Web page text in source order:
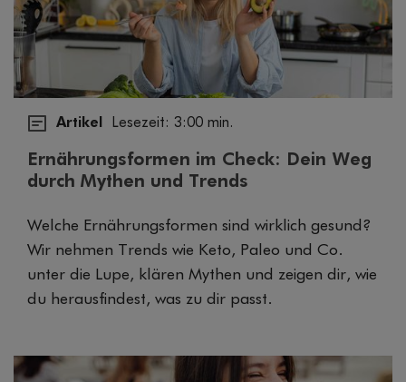
Artikel Lesezeit: 3:00 min.
Ernährungsformen im Check: Dein Weg
durch Mythen und Trends
Welche Ernährungsformen sind wirklich gesund?
Wir nehmen Trends wie Keto, Paleo und Co.
unter die Lupe, klären Mythen und zeigen dir, wie
du herausfindest, was zu dir passt.